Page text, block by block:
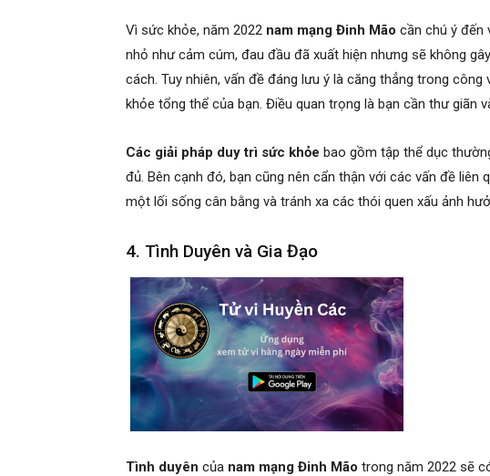
Vì sức khỏe, năm 2022 nam mạng Đinh Mão cần chú ý đến
nhỏ như cảm cúm, đau đầu đã xuất hiện nhưng sẽ không
cách. Tuy nhiên, vấn đề đáng lưu ý là căng thẳng trong
khỏe tổng thể của bạn. Điều quan trọng là bạn cần thư giãn
Các giải pháp duy trì sức khỏe bao gồm tập thể dục
đủ. Bên cạnh đó, bạn cũng nên cẩn thận với các vấn đề liên
một lối sống cân bằng và tránh xa các thói quen xấu ảnh
4. Tình Duyên và Gia Đạo
Tình duyên của nam mạng Đinh Mão trong năm 2022 sẽ